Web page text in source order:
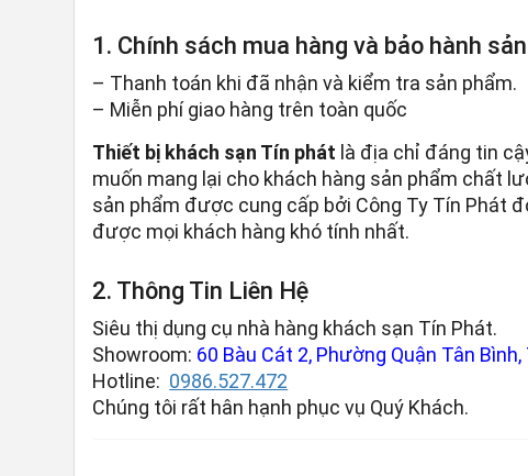
1. Chính sách mua hàng và bảo hành
– Thanh toán khi đã nhận và kiểm tra sản phẩm.
– Miễn phí giao hàng trên toàn quốc
Thiết bị khách sạn Tín phát là địa chỉ đáng tin
muốn mang lại cho khách hàng sản phẩm chất
sản phẩm được cung cấp bởi Công Ty Tín Phát
được mọi khách hàng khó tính nhất.
2. Thông Tin Liên Hệ
Siêu thị dụng cụ nhà hàng khách sạn Tín Phát.
Showroom: 60 Bàu Cát 2, Phường Quận Tân Bình,
Hotline: 0986.527.472
Chúng tôi rất hân hạnh phục vụ Quý Khách.